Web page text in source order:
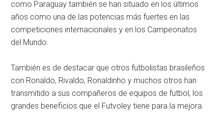
como Paraguay también se han situado en los últimos
años como una de las potencias más fuertes en las
competiciones internacionales y en los Campeonatos
del Mundo.
También es de destacar que otros futbolistas brasileños
con Ronaldo, Rivaldo, Ronaldinho y muchos otros han
transmitido a sus compañeros de equipos de futbol, los
grandes beneficios que el Futvoley tiene para la mejora